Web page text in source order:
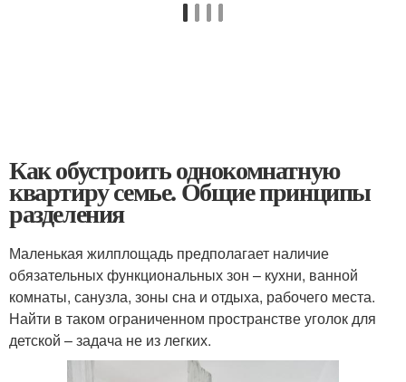
Как обустроить однокомнатную
квартиру семье. Общие принципы
разделения
Маленькая жилплощадь предполагает наличие
обязательных функциональных зон – кухни, ванной
комнаты, санузла, зоны сна и отдыха, рабочего места.
Найти в таком ограниченном пространстве уголок для
детской – задача не из легких.